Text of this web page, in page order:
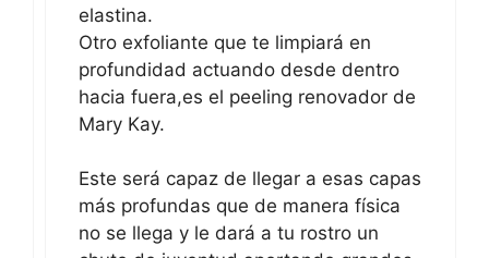
elastina.
Otro exfoliante que te limpiará en
profundidad actuando desde dentro
hacia fuera,es el peeling renovador de
Mary Kay.
Este será capaz de llegar a esas capas
más profundas que de manera física
no se llega y le dará a tu rostro un